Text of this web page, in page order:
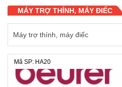
MÁY TRỢ THÍNH, MÁY ĐIẾC
Máy trợ thính, máy điếc
Mã SP: HA20